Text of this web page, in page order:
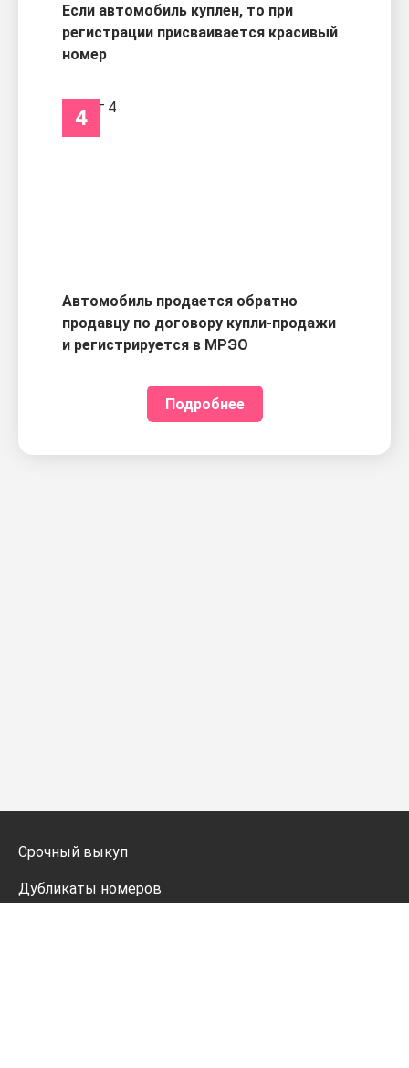
Если автомобиль куплен, то при
регистрации присваивается красивый
номер
4
Автомобиль продается обратно
продавцу по договору купли-продажи
и регистрируется в МРЭО
Подробнее
Срочный выкуп
Дубликаты номеров